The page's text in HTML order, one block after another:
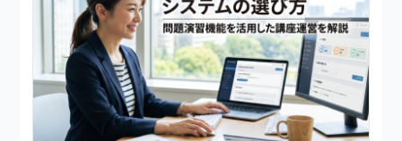
企業研修 学習効果向上 業界ブログ 運営効率化
EラーニングSaaSが定着しない理由｜「受講
しただけ」で終わる原因とは？
eラーニングSaaSが「受講しただけ」で終わり定着しな